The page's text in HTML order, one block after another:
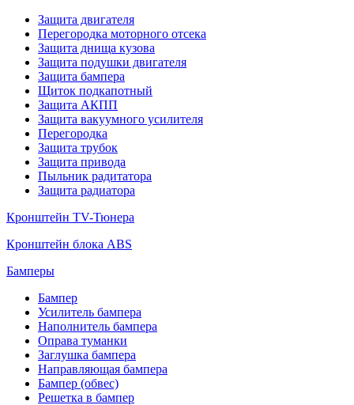
Защита двигателя
Перегородка моторного отсека
Защита днища кузова
Защита подушки двигателя
Защита бампера
Щиток подкапотный
Защита АКПП
Защита вакуумного усилителя
Перегородка
Защита трубок
Защита привода
Пыльник радитатора
Защита радиатора
Кронштейн TV-Тюнера
Кронштейн блока ABS
Бамперы
Бампер
Усилитель бампера
Наполнитель бампера
Оправа туманки
Заглушка бампера
Направляющая бампера
Бампер (обвес)
Решетка в бампер